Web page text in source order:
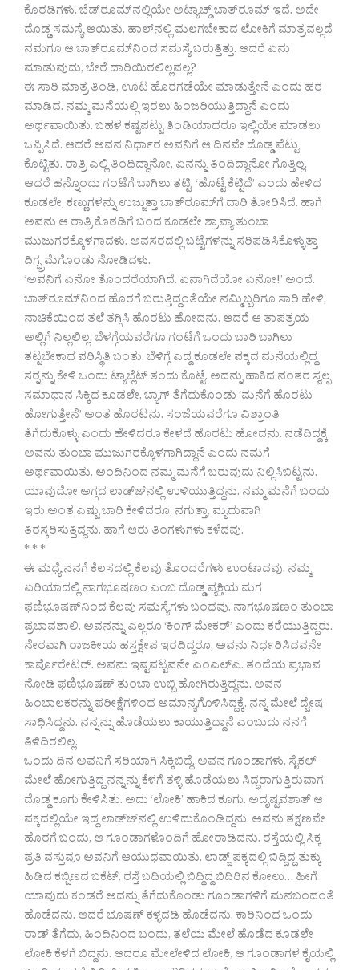
ಕೊಠಡಿಗಳು. ಬೆಡ್‍ರೂಮ್‍ನಲ್ಲಿಯೇ ಅಟ್ಯಾಚ್ಡ್ ಬಾತ್‍ರೂಮ್ ಇದೆ. ಅದೇ
ದೊಡ್ಡ ಸಮಸ್ಯೆ ಆಯಿತು. ಹಾಲ್‍ನಲ್ಲಿ ಮಲಗಬೇಕಾದ ಲೋಕಿಗೆ ಮಾತ್ರವಲ್ಲದೆ
ನಮಗೂ ಆ ಬಾತ್‍ರೂಮ್‍ನಿಂದ ಸಮಸ್ಯೆ ಬರುತ್ತಿತ್ತು. ಆದರೆ ಏನು
ಮಾಡುವುದು, ಬೇರೆ ದಾರಿಯಿರಲಿಲ್ಲವಲ್ಲ?
ಈ ಸಾರಿ ಮಾತ್ರ ತಿಂಡಿ, ಊಟ ಹೊರಗಡೆಯೇ ಮಾಡುತ್ತೇನೆ ಎಂದು ಹಠ
ಮಾಡಿದ. ನಮ್ಮ ಮನೆಯಲ್ಲಿ ಇರಲು ಹಿಂಜರಿಯುತ್ತಿದ್ದಾನೆ ಎಂದು
ಅರ್ಥವಾಯಿತು. ಬಹಳ ಕಷ್ಟಪಟ್ಟು ತಿಂಡಿಯಾದರೂ ಇಲ್ಲಿಯೇ ಮಾಡಲು
ಒಪ್ಪಿಸಿದೆ. ಆದರೆ ಅವನ ನಿರ್ಧಾರ ಅವನಿಗೆ ಆ ದಿನವೇ ದೊಡ್ಡ ಪೆಟ್ಟು
ಕೊಟ್ಟಿತು. ರಾತ್ರಿ ಎಲ್ಲಿ ತಿಂದಿದ್ದಾನೋ, ಏನನ್ನು ತಿಂದಿದ್ದಾನೋ ಗೊತ್ತಿಲ್ಲ.
ಆದರೆ ಹನ್ನೊಂದು ಗಂಟೆಗೆ ಬಾಗಿಲು ತಟ್ಟಿ, ‘ಹೊಟ್ಟೆ ಕೆಟ್ಟಿದೆ’ ಎಂದು ಹೇಳಿದ
ಕೂಡಲೇ, ಕಣ್ಣುಗಳನ್ನು ಉಜ್ಜುತ್ತಾ ಬಾತ್‍ರೂಮ್‍ಗೆ ದಾರಿ ತೋರಿಸಿದೆ. ಹಾಗೆ
ಅವನು ಆ ರಾತ್ರಿ ಕೊಠಡಿಗೆ ಬಂದ ಕೂಡಲೇ ಶ್ರಾವ್ಯಾ ತುಂಬಾ
ಮುಜುಗರಕ್ಕೊಳಗಾದಳು. ಅವಸರದಲ್ಲಿ ಬಟ್ಟೆಗಳನ್ನು ಸರಿಪಡಿಸಿಕೊಳ್ಳುತ್ತಾ
ದಿಗ್ಭ್ರಮೆಗೊಂಡು ನೋಡಿದಳು.
‘ಅವನಿಗೆ ಏನೋ ತೊಂದರೆಯಾಗಿದೆ. ಏನಾಗಿದೆಯೋ ಏನೋ!’ ಅಂದೆ.
ಬಾತ್‍ರೂಮ್‍ನಿಂದ ಹೊರಗೆ ಬರುತ್ತಿದ್ದಂತೆಯೇ ನಮ್ಮಿಬ್ಬರಿಗೂ ಸಾರಿ ಹೇಳಿ,
ನಾಚಿಕೆಯಿಂದ ತಲೆ ತಗ್ಗಿಸಿ ಹೊರಟು ಹೋದನು. ಆದರೆ ಆ ತಾಪತ್ರಯ
ಅಲ್ಲಿಗೆ ನಿಲ್ಲಲಿಲ್ಲ. ಬೆಳಗ್ಗೆಯವರೆಗೂ ಗಂಟೆಗೆ ಒಂದು ಬಾರಿ ಬಾಗಿಲು
ತಟ್ಟಬೇಕಾದ ಪರಿಸ್ಥಿತಿ ಬಂತು. ಬೆಳಿಗ್ಗೆ ಎದ್ದ ಕೂಡಲೇ ಪಕ್ಕದ ಮನೆಯಲ್ಲಿದ್ದ
ಸರ್‍ನನ್ನು ಕೇಳಿ ಒಂದು ಟ್ಯಾಬ್ಲೆಟ್ ತಂದು ಕೊಟ್ಟೆ. ಅದನ್ನು ಹಾಕಿದ ನಂತರ ಸ್ವಲ್ಪ
ಸಮಾಧಾನ ಸಿಕ್ಕಿದ ಕೂಡಲೇ, ಬ್ಯಾಗ್ ತೆಗೆದುಕೊಂಡು ‘ಮನೆಗೆ ಹೊರಟು
ಹೋಗುತ್ತೇನೆ’ ಅಂತ ಹೊರಟನು. ಸಂಜೆಯವರೆಗೂ ವಿಶ್ರಾಂತಿ
ತೆಗೆದುಕೊಳ್ಳು ಎಂದು ಹೇಳಿದರೂ ಕೇಳದೆ ಹೊರಟು ಹೋದನು. ನಡೆದಿದ್ದಕ್ಕೆ
ಅವನು ತುಂಬಾ ಮುಜುಗರಕ್ಕೊಳಗಾಗಿದ್ದಾನೆ ಎಂದು ನಮಗೆ
ಅರ್ಥವಾಯಿತು. ಅಂದಿನಿಂದ ನಮ್ಮ ಮನೆಗೆ ಬರುವುದು ನಿಲ್ಲಿಸಿಬಿಟ್ಟನು.
ಯಾವುದೋ ಅಗ್ಗದ ಲಾಡ್ಜ್‍ನಲ್ಲಿ ಉಳಿಯುತ್ತಿದ್ದನು. ನಮ್ಮ ಮನೆಗೆ ಬಂದು
ಇರು ಅಂತ ಎಷ್ಟು ಬಾರಿ ಕೇಳಿದರೂ, ನಗುತ್ತಾ, ಮೃದುವಾಗಿ
ತಿರಸ್ಕರಿಸುತ್ತಿದ್ದನು. ಹಾಗೆ ಆರು ತಿಂಗಳುಗಳು ಕಳೆದವು.
* * *
ಈ ಮಧ್ಯೆ ನನಗೆ ಕೆಲಸದಲ್ಲಿ ಕೆಲವು ತೊಂದರೆಗಳು ಉಂಟಾದವು. ನಮ್ಮ
ಏರಿಯಾದಲ್ಲಿ ನಾಗಭೂಷಣಂ ಎಂಬ ದೊಡ್ಡ ವ್ಯಕ್ತಿಯ ಮಗ
ಫಣಿಭೂಷಣ್‍ನಿಂದ ಕೆಲವು ಸಮಸ್ಯೆಗಳು ಬಂದವು. ನಾಗಭೂಷಣಂ ತುಂಬಾ
ಪ್ರಭಾವಶಾಲಿ. ಅವನನ್ನು ಎಲ್ಲರೂ ‘ಕಿಂಗ್ ಮೇಕರ್’ ಎಂದು ಕರೆಯುತ್ತಿದ್ದರು.
ನೇರವಾಗಿ ರಾಜಕೀಯ ಹಸ್ತಕ್ಷೇಪ ಇರದಿದ್ದರೂ, ಅವನು ನಿರ್ಧರಿಸಿದವನೇ
ಕಾರ್ಪೊರೇಟರ್. ಅವನು ಇಷ್ಟಪಟ್ಟವನೇ ಎಂಎಲ್‍ಎ. ತಂದೆಯ ಪ್ರಭಾವ
ನೋಡಿ ಫಣಿಭೂಷಣ್ ತುಂಬಾ ಉಬ್ಬಿ ಹೋಗಿರುತ್ತಿದ್ದನು. ಅವನ
ಹಿಂಬಾಲಕರನ್ನು ಪರೀಕ್ಷೆಗಳಿಂದ ಅಮಾನ್ಯಗೊಳಿಸಿದ್ದಕ್ಕೆ, ನನ್ನ ಮೇಲೆ ದ್ವೇಷ
ಸಾಧಿಸಿದ್ದನು. ನನ್ನನ್ನು ಹೊಡೆಯಲು ಕಾಯುತ್ತಿದ್ದಾನೆ ಎಂಬುದು ನನಗೆ
ತಿಳಿದಿರಲಿಲ್ಲ.
ಒಂದು ದಿನ ಅವನಿಗೆ ಸರಿಯಾಗಿ ಸಿಕ್ಕಿಬಿದ್ದೆ. ಅವನ ಗೂಂಡಾಗಳು, ಸೈಕಲ್
ಮೇಲೆ ಹೋಗುತ್ತಿದ್ದ ನನ್ನನ್ನು ಕೆಳಗೆ ತಳ್ಳಿ ಹೊಡೆಯಲು ಸಿದ್ಧರಾಗುತ್ತಿರುವಾಗ
ದೊಡ್ಡ ಕೂಗು ಕೇಳಿಸಿತು. ಅದು ‘ಲೋಕಿ’ ಹಾಕಿದ ಕೂಗು. ಅದೃಷ್ಟವಶಾತ್ ಆ
ಪಕ್ಕದಲ್ಲಿಯೇ ಇದ್ದ ಲಾಡ್ಜ್‍ನಲ್ಲಿ ಉಳಿದುಕೊಂಡಿದ್ದನು. ಅವನು ತಕ್ಷಣವೇ
ಹೊರಗೆ ಬಂದು, ಆ ಗೂಂಡಾಗಳೊಂದಿಗೆ ಹೋರಾಡಿದನು. ರಸ್ತೆಯಲ್ಲಿ ಸಿಕ್ಕ
ಪ್ರತಿ ವಸ್ತುವೂ ಅವನಿಗೆ ಆಯುಧವಾಯಿತು. ಲಾಡ್ಜ್ ಪಕ್ಕದಲ್ಲಿ ಬಿದ್ದಿದ್ದ ತುಕ್ಕು
ಹಿಡಿದ ಕಬ್ಬಿಣದ ಬಕೆಟ್, ರಸ್ತೆ ಬದಿಯಲ್ಲಿ ಬಿದ್ದಿದ್ದ ಬಿದಿರಿನ ಕೋಲು… ಹೀಗೆ
ಯಾವುದು ಕಂಡರೆ ಅದನ್ನು ತೆಗೆದುಕೊಂಡು ಗೂಂಡಾಗಳಿಗೆ ಮನಬಂದಂತೆ
ಹೊಡೆದನು. ಆದರೆ ಭೂಷಣ್ ಕಳ್ಳದಡಿ ಹೊಡೆದನು. ಕಾರಿನಿಂದ ಒಂದು
ರಾಡ್ ತೆಗೆದು, ಹಿಂದಿನಿಂದ ಬಂದು, ತಲೆಯ ಮೇಲೆ ಹೊಡೆದ ಕೂಡಲೇ
ಲೋಕಿ ಕೆಳಗೆ ಬಿದ್ದನು. ಆದರೂ ಮೇಲೇಳಿದ ಲೋಕಿ, ಆ ಗೂಂಡಾಗಳ ಕೈಯಲ್ಲಿ